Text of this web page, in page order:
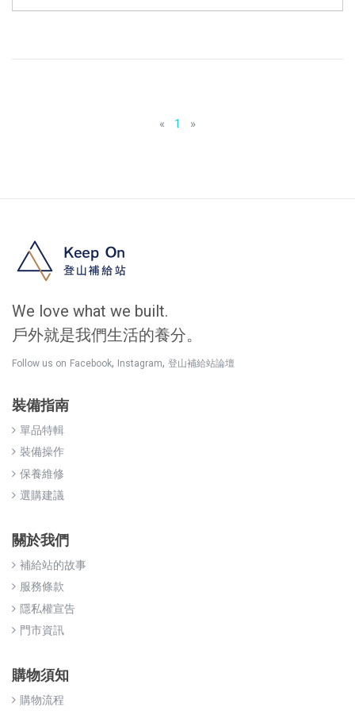
« 1 »
We love what we built.
戶外就是我們生活的養分。
Follow us on Facebook, Instagram, 登山補給站論壇
裝備指南
單品特輯
裝備操作
保養維修
選購建議
關於我們
補給站的故事
服務條款
隱私權宣告
門市資訊
購物須知
購物流程